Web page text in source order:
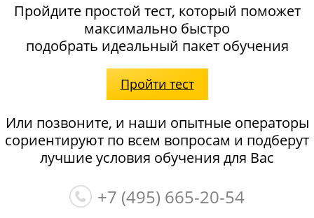
Пройдите простой тест, который поможет
максимально быстро
подобрать идеальный пакет обучения
Пройти тест
Или позвоните, и наши опытные операторы
сориентируют по всем вопросам и подберут
лучшие условия обучения для Вас
+7 (495) 665-20-54